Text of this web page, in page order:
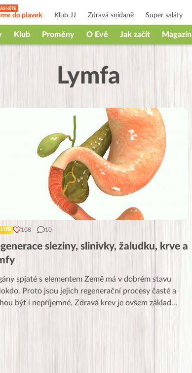
do plavek Klub JJ Zdravá snídaně Super saláty
Klub Proměny O Evě Jak začít Magazín
Lymfa
108 10
sleziny, slinivky, žaludku, krve a
spjaté s elementem Země má v dobrém stavu
Proto jsou jejich regenerační procesy časté a
být i nepříjemné. Zdravá krev je ovšem základ...